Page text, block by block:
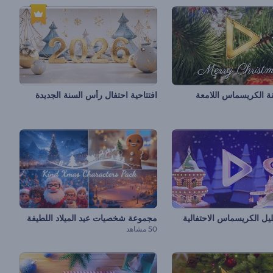
الكريسماس اللامعة افتتاحية احتفال رأس السنة الجديدة
الكريسماس الاحتفالية مجموعة شخصيات عيد الميلاد اللطيفة
50 مشاهد